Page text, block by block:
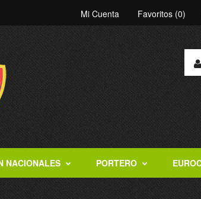
Mi Cuenta Favoritos (0)
NACIONALES PORTERO